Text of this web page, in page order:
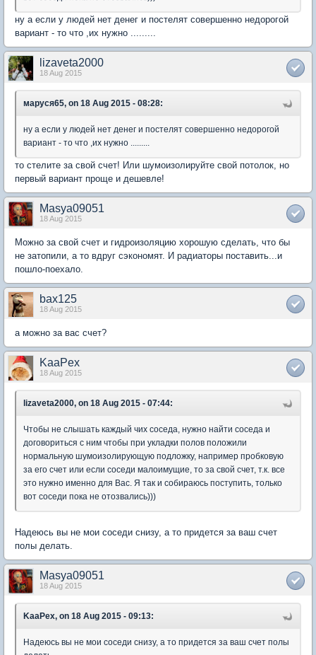
ну а если у людей нет денег и постелят совершенно недорогой
вариант - то что ,их нужно .........
lizaveta2000
18 Aug 2015
маруся65, on 18 Aug 2015 - 08:28:
ну а если у людей нет денег и постелят совершенно недорогой
вариант - то что ,их нужно .........
то стелите за свой счет! Или шумоизолируйте свой потолок, но
первый вариант проще и дешевле!
Masya09051
18 Aug 2015
Можно за свой счет и гидроизоляцию хорошую сделать, что бы
не затопили, а то вдруг сэкономят. И радиаторы поставить...и
пошло-поехало.
bax125
18 Aug 2015
а можно за вас счет?
KaaPex
18 Aug 2015
lizaveta2000, on 18 Aug 2015 - 07:44:
Чтобы не слышать каждый чих соседа, нужно найти соседа и
договориться с ним чтобы при укладки полов положили
нормальную шумоизолирующую подложку, например пробковую
за его счет или если соседи малоимущие, то за свой счет, т.к. все
это нужно именно для Вас. Я так и собираюсь поступить, только
вот соседи пока не отозвались)))
Надеюсь вы не мои соседи снизу, а то придется за ваш счет
полы делать.
Masya09051
18 Aug 2015
KaaPex, on 18 Aug 2015 - 09:13:
Надеюсь вы не мои соседи снизу, а то придется за ваш счет полы